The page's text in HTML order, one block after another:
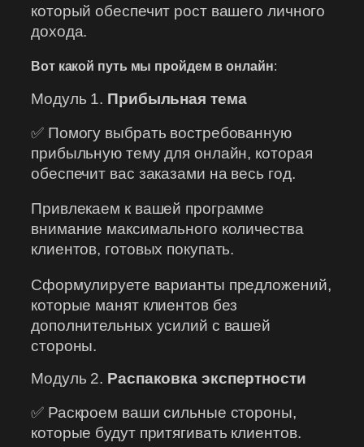
который обеспечит рост вашего личного
дохода.
Вот какой путь мы пройдем в онлайн:
Модуль 1. Прибыльная тема
✅ Помогу выбрать востребованную
прибыльную тему для онлайн, которая
обеспечит вас заказами на весь год.
Привлекаем к вашей программе
внимание максимального количества
клиентов, готовых покупать.
Сформулируете варианты предложений,
которые манят клиентов без
дополнительных усилий с вашей
стороны.
Модуль 2. Распаковка экспертности
✅ Раскроем ваши сильные стороны,
которые будут притягивать клиентов.